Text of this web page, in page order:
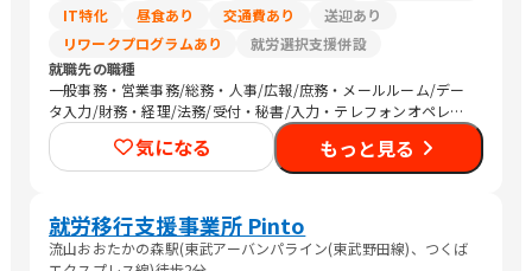
IT特化
昼食あり 交通費あり
送迎あり
リワークプログラムあり
就労選択支援併設
就職先の職種
一般事務・営業事務/総務・人事/広報/庶務・メールルーム/デー
タ入力/財務・経理/法務/受付・秘書/入力・テレフォンオペレー
ター/コールセンター/その他事務/梱包作業/検品/組立・組付け/
その他軽作業/営業（個人向け）/営業（企業向け）/その他営業/
販売スタッフ・接客/バックヤード・商品管理/その他販売/編集
プログラマ/ネットワークエンジニア/その他IT/ヘルプデスク/生
産・製造技術/機械・電子機器設計/品質管理・生産管理・メンテ
ナンス/建築土木設計・測量・積算・施工管理/生産・製造オペレ
気になる もっと見る
就労移行支援事業所 Pinto
流山おおたかの森駅(東武アーバンパライン(東武野田線)、つくば